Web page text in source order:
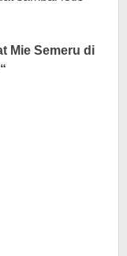
Mie Semeru di
“